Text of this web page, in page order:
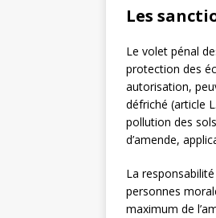
Les
Le volet pénal
protection des
autorisation,
défriché (article
pollution des
d’amende,
La
personnes
maximum de